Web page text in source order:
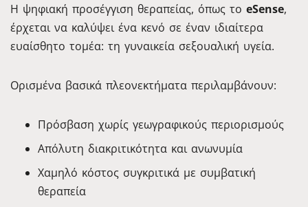
Η ψηφιακή προσέγγιση θεραπείας, όπως το eSense,
έρχεται να καλύψει ένα κενό σε έναν ιδιαίτερα
ευαίσθητο τομέα: τη γυναικεία σεξουαλική υγεία.
Ορισμένα βασικά πλεονεκτήματα περιλαμβάνουν:
Πρόσβαση χωρίς γεωγραφικούς περιορισμούς
Απόλυτη διακριτικότητα και ανωνυμία
Χαμηλό κόστος συγκριτικά με συμβατική
θεραπεία